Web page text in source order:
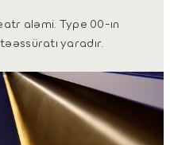
aləmi. Type 00-ın
yaradır.